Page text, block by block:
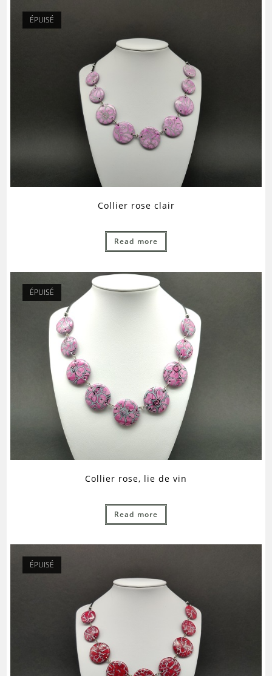
ÉPUISÉ
Collier rose clair
Read more
ÉPUISÉ
Collier rose, lie de vin
Read more
ÉPUISÉ